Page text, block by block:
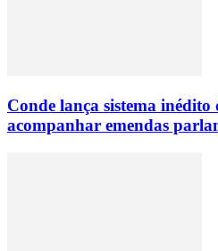
Conde lança sistema
acompanhar emendas